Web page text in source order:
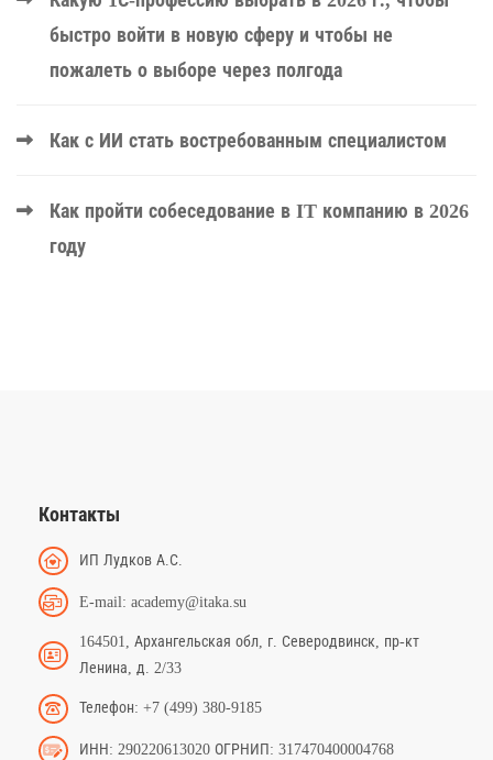
быстро войти в новую сферу и чтобы не
пожалеть о выборе через полгода
Как с ИИ стать востребованным специалистом
Как пройти собеседование в IT компанию в 2026
году
Контакты
ИП Лудков А.С.
E-mail: academy@itaka.su
164501, Архангельская обл, г. Северодвинск, пр-кт
Ленина, д. 2/33
Телефон: +7 (499) 380-9185
ИНН: 290220613020 ОГРНИП: 317470400004768